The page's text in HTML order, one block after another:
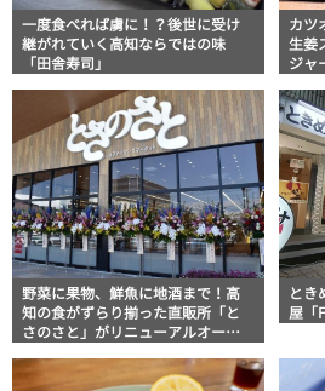
一度食べれば虜に！？後世に受け
継がれていく高知ならではの味
「田舎寿司」
カツ
生姜
ジャ
野菜に果物、鮮魚に地酒まで！高
知の食がずらり揃った直販所「と
さのさと」がリニューアルオープ
とき
屋「